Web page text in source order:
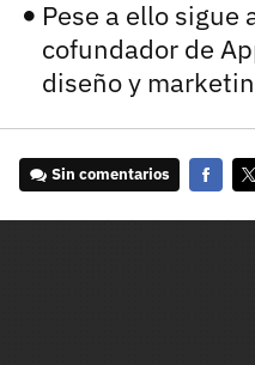
Pese a ello sigue
cofundador de
diseño y
Sin comentarios